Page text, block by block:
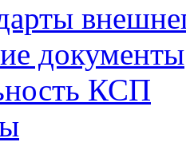
документы
КСП